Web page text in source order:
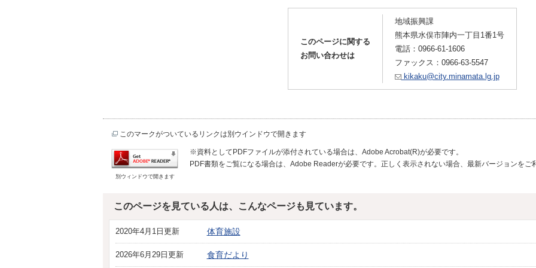
このページに関する
お問い合わせは
地域振興課
熊本県水俣市陣内一丁目1番1号
電話：0966-61-1606
ファックス：0966-63-5547
kikaku@city.minamata.lg.jp
このマークがついているリンクは別ウインドウで開きます
別ウィンドウで開きます
※資料としてPDFファイルが添付されている場合は、Adobe Acrobat(R)が必要です。
PDF書類をご覧になる場合は、Adobe Readerが必要です。正しく表示されない場合、最新バージョンをご
このページを見ている人は、こんなページも見ています。
2020年4月1日更新 体育施設
2026年6月29日更新 食育だより